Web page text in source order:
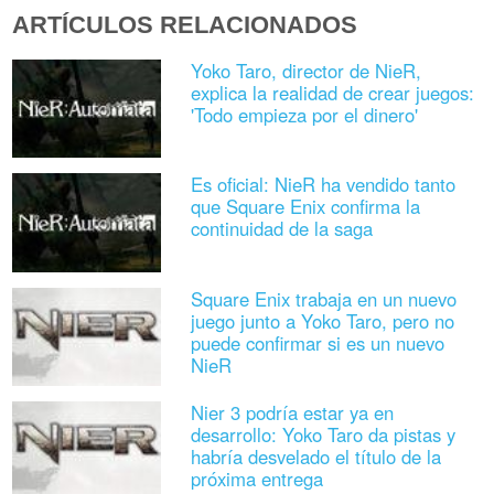
ARTÍCULOS RELACIONADOS
Yoko Taro, director de NieR,
explica la realidad de crear juegos:
'Todo empieza por el dinero'
Es oficial: NieR ha vendido tanto
que Square Enix confirma la
continuidad de la saga
Square Enix trabaja en un nuevo
juego junto a Yoko Taro, pero no
puede confirmar si es un nuevo
NieR
Nier 3 podría estar ya en
desarrollo: Yoko Taro da pistas y
habría desvelado el título de la
próxima entrega